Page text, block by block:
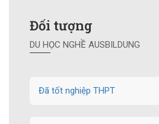
Đối tượng
DU HỌC NGHỀ AUSBILDUNG
Đã tốt nghiệp THPT